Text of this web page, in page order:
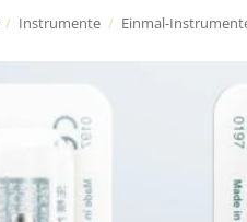
/ Instrumente / Einmal-